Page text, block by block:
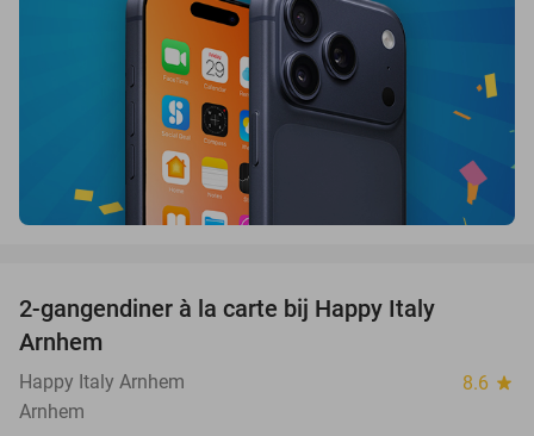
2-gangendiner à la carte bij Happy Italy
Arnhem
Happy Italy Arnhem 8.6 star
Arnhem